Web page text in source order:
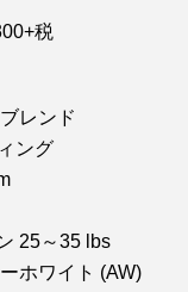
税
レンド
ング
25～35 lbs
ホワイト (AW)